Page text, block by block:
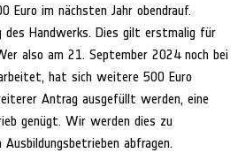
Euro im nächsten Jahr obendrauf.
Handwerks. Dies gilt erstmalig für
also am 21. September 2024 noch bei
hat sich weitere 500 Euro
Antrag ausgefüllt werden, eine
genügt. Wir werden dies zu
abfragen.